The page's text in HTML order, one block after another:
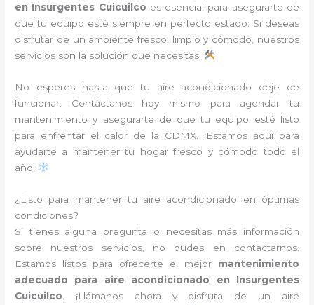
en Insurgentes Cuicuilco es esencial para asegurarte de
que tu equipo esté siempre en perfecto estado. Si deseas
disfrutar de un ambiente fresco, limpio y cómodo, nuestros
servicios son la solución que necesitas.
No esperes hasta que tu aire acondicionado deje de
funcionar. Contáctanos hoy mismo para agendar tu
mantenimiento y asegurarte de que tu equipo esté listo
para enfrentar el calor de la CDMX. ¡Estamos aquí para
ayudarte a mantener tu hogar fresco y cómodo todo el
año!
¿Listo para mantener tu aire acondicionado en óptimas
condiciones?
Si tienes alguna pregunta o necesitas más información
sobre nuestros servicios, no dudes en contactarnos.
Estamos listos para ofrecerte el mejor mantenimiento
adecuado para aire acondicionado en Insurgentes
Cuicuilco . ¡Llámanos ahora y disfruta de un aire